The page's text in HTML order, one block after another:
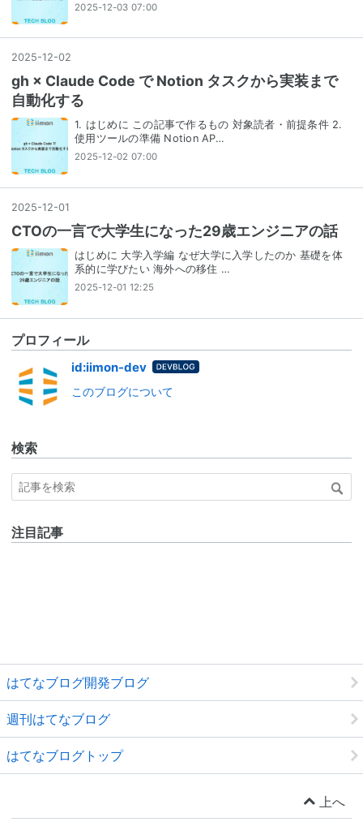
2025-12-03 07:00
2025-12-02
gh × Claude Code で Notion タスクから実装まで
自動化する
1. はじめに この記事で作るもの 対象読者・前提条件 2.
使用ツールの準備 Notion AP…
2025-12-02 07:00
2025-12-01
CTOの一言で大学生になった29歳エンジニアの話
はじめに 大学入学編 なぜ大学に入学したのか 基礎を体
系的に学びたい 海外への移住 …
2025-12-01 12:25
プロフィール
id:iimon-dev はてな
for
このブログについて
検索
注目記事
はてなブログ開発ブログ
週刊はてなブログ
はてなブログトップ
上へ